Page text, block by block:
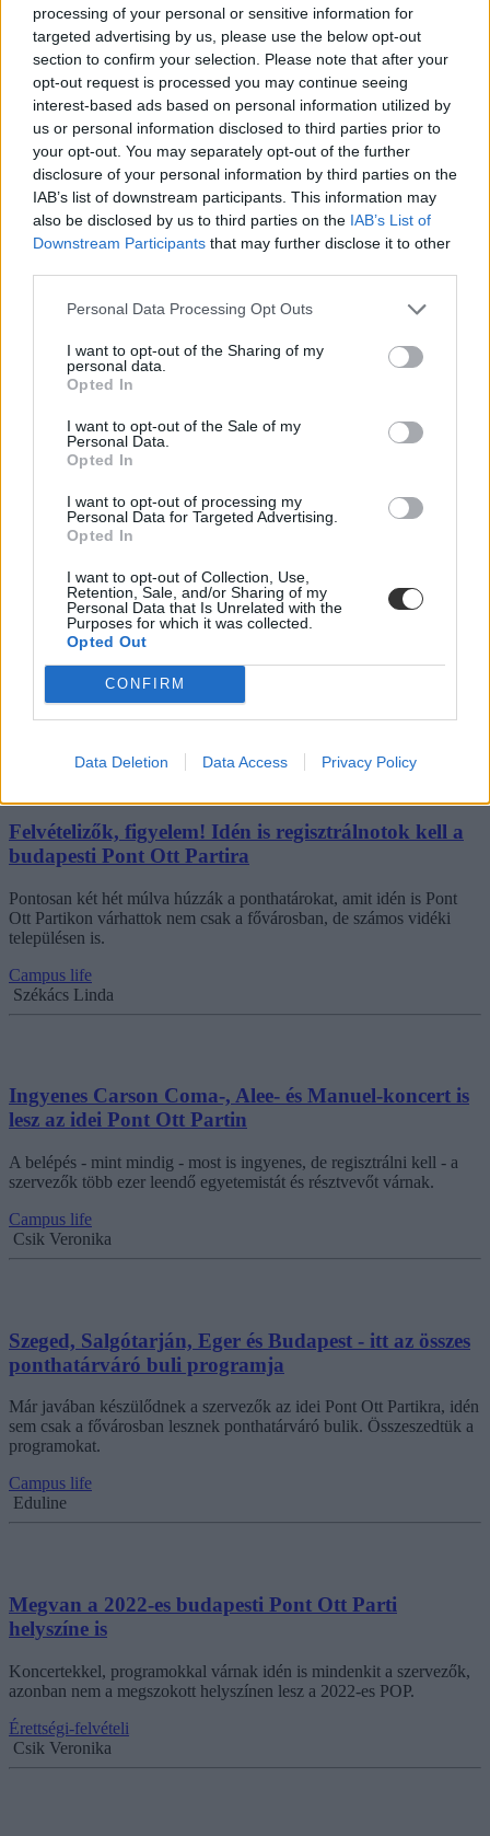
processing of your personal or sensitive information for
targeted advertising by us, please use the below opt-out
section to confirm your selection. Please note that after your
opt-out request is processed you may continue seeing
interest-based ads based on personal information utilized by
us or personal information disclosed to third parties prior to
your opt-out. You may separately opt-out of the further
disclosure of your personal information by third parties on the
IAB’s list of downstream participants. This information may
also be disclosed by us to third parties on the IAB’s List of
Downstream Participants that may further disclose it to other
Personal Data Processing Opt Outs
I want to opt-out of the Sharing of my
personal data.
Opted In
I want to opt-out of the Sale of my
Personal Data.
Opted In
I want to opt-out of processing my
Personal Data for Targeted Advertising.
Opted In
I want to opt-out of Collection, Use,
Retention, Sale, and/or Sharing of my
Personal Data that Is Unrelated with the
Purposes for which it was collected.
Opted Out
CONFIRM
Data Deletion Data Access Privacy Policy
Székács Linda
Megvan a budapesti Pont Ott Parti helyszíne
Július 24-én kiderül, kiket vettek fel az egyetemre, most már pedig
azt is tudjuk, mi lesz a budapesti Pont Ott Parti helyszíne.
Campus life
Székács Linda
Egy hónap múlva húzzák a ponthatárokat, de még
nincs meg a budapesti Pont Ott Parti helyszíne
Campus life
Székács Linda
Kezd megtelni a Budapest Park: ilyen az idei Pont
Ott Parti
Haarosan érkeznek az idei ponthatárok, amit több ezer diák vár
együtt a Budapest Parkban. Képgalériánk a budapesti Pont Ott
Partiról.
Érettségi-felvételi
Felvételizők, figyelem! Idén is regisztrálnotok kell a
budapesti Pont Ott Partira
Pontosan két hét múlva húzzák a ponthatárokat, amit idén is Pont
Ott Partikon várhattok nem csak a fővárosban, de számos vidéki
településen is.
Campus life
Székács Linda
Ingyenes Carson Coma-, Alee- és Manuel-koncert is
lesz az idei Pont Ott Partin
A belépés - mint mindig - most is ingyenes, de regisztrálni kell - a
szervezők több ezer leendő egyetemistát és résztvevőt várnak.
Campus life
Csik Veronika
Szeged, Salgótarján, Eger és Budapest - itt az összes
ponthatárváró buli programja
Már javában készülődnek a szervezők az idei Pont Ott Partikra, idén
sem csak a fővárosban lesznek ponthatárváró bulik. Összeszedtük a
programokat.
Campus life
Eduline
Megvan a 2022-es budapesti Pont Ott Parti
helyszíne is
Koncertekkel, programokkal várnak idén is mindenkit a szervezők,
azonban nem a megszokott helyszínen lesz a 2022-es POP.
Érettségi-felvételi
Csik Veronika